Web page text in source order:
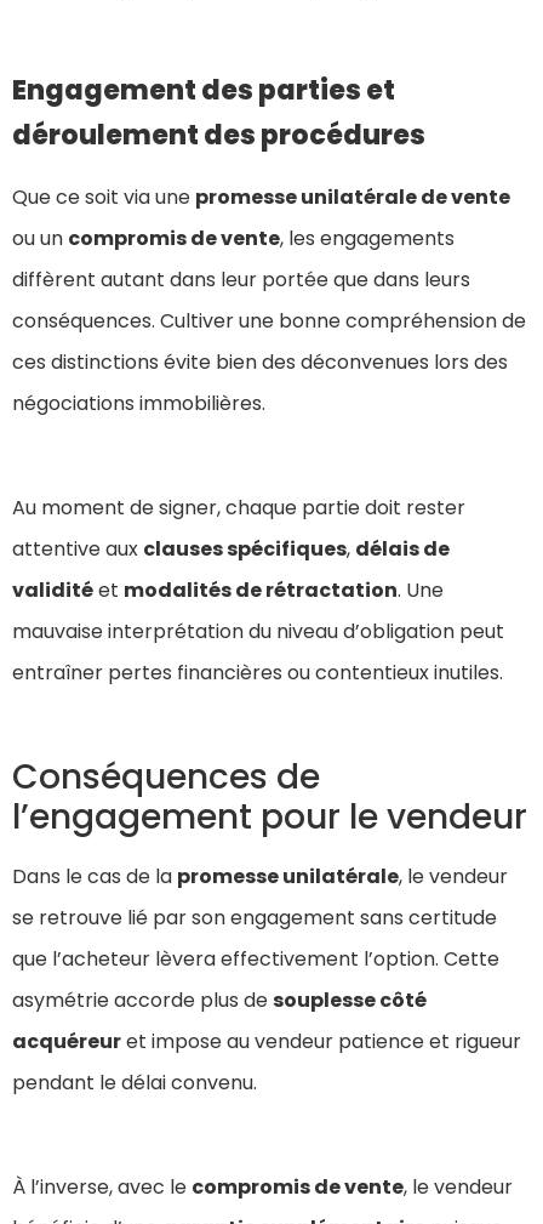
Engagement des parties et
déroulement des procédures
Que ce soit via une promesse unilatérale de vente
ou un compromis de vente, les engagements
diffèrent autant dans leur portée que dans leurs
conséquences. Cultiver une bonne compréhension de
ces distinctions évite bien des déconvenues lors des
négociations immobilières.
Au moment de signer, chaque partie doit rester
attentive aux clauses spécifiques, délais de
validitéet modalités de rétractation. Une
mauvaise interprétation du niveau d’obligation peut
entraîner pertes financières ou contentieux inutiles.
Conséquences de
l’engagement pour le vendeur
Dans le cas de la promesse unilatérale, le vendeur
se retrouve lié par son engagement sans certitude
que l’acheteur lèvera effectivement l’option. Cette
asymétrie accorde plus desouplesse côté
acquéreuret impose au vendeur patience et rigueur
pendant le délai convenu.
À l’inverse, avec le compromis de vente, le vendeur